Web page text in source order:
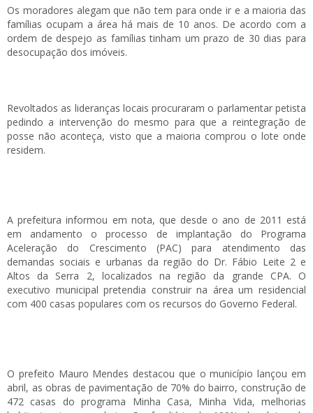
Os moradores alegam que não tem para onde ir e a maioria das
famílias ocupam a área há mais de 10 anos. De acordo com a
ordem de despejo as famílias tinham um prazo de 30 dias para
desocupação dos imóveis.
Revoltados as lideranças locais procuraram o parlamentar petista
pedindo a intervenção do mesmo para que a reintegração de
posse não aconteça, visto que a maioria comprou o lote onde
residem.
A prefeitura informou em nota, que desde o ano de 2011 está
em andamento o processo de implantação do Programa
Aceleração do Crescimento (PAC) para atendimento das
demandas sociais e urbanas da região do Dr. Fábio Leite 2 e
Altos da Serra 2, localizados na região da grande CPA. O
executivo municipal pretendia construir na área um residencial
com 400 casas populares com os recursos do Governo Federal.
O prefeito Mauro Mendes destacou que o município lançou em
abril, as obras de pavimentação de 70% do bairro, construção de
472 casas do programa Minha Casa, Minha Vida, melhorias